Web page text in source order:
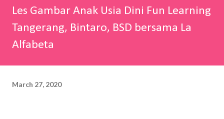
Les Gambar Anak Usia Dini Fun Learning
Tangerang, Bintaro, BSD bersama La
Alfabeta
March 27, 2020